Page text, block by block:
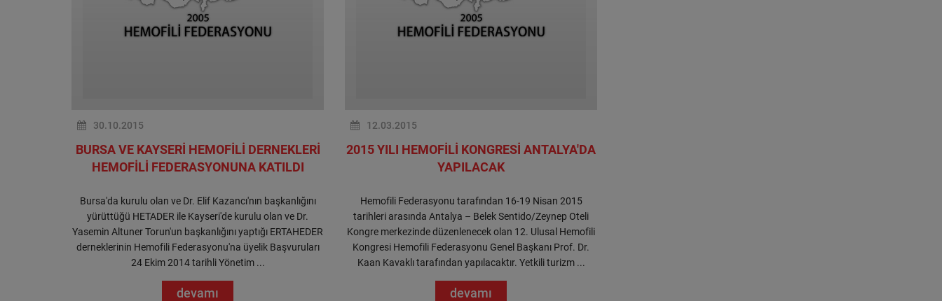
30.10.2015
BURSA VE KAYSERİ HEMOFİLİ DERNEKLERİ
HEMOFİLİ FEDERASYONUNA KATILDI
Bursa'da kurulu olan ve Dr. Elif Kazancı'nın başkanlığını
yürüttüğü HETADER ile Kayseri'de kurulu olan ve Dr.
Yasemin Altuner Torun'un başkanlığını yaptığı ERTAHEDER
derneklerinin Hemofili Federasyonu'na üyelik Başvuruları
24 Ekim 2014 tarihli Yönetim ...
devamı
12.03.2015
2015 YILI HEMOFİLİ KONGRESİ ANTALYA'DA
YAPILACAK
Hemofili Federasyonu tarafından 16-19 Nisan 2015
tarihleri arasında Antalya – Belek Sentido/Zeynep Oteli
Kongre merkezinde düzenlenecek olan 12. Ulusal Hemofili
Kongresi Hemofili Federasyonu Genel Başkanı Prof. Dr.
Kaan Kavaklı tarafından yapılacaktır. Yetkili turizm ...
devamı